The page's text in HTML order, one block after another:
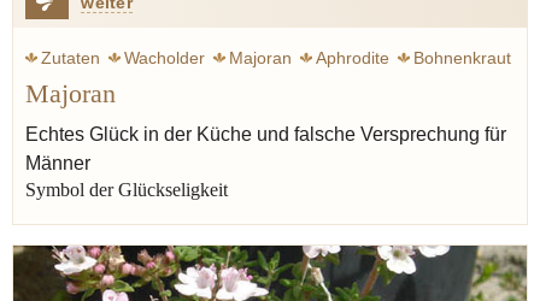
Zutaten Wacholder Majoran Aphrodite
Bohnenkraut
Thymian
Oregano
Liebe
Majoran
Echtes Glück in der Küche und falsche Versprechung für
Männer
Symbol der Glückseligkeit